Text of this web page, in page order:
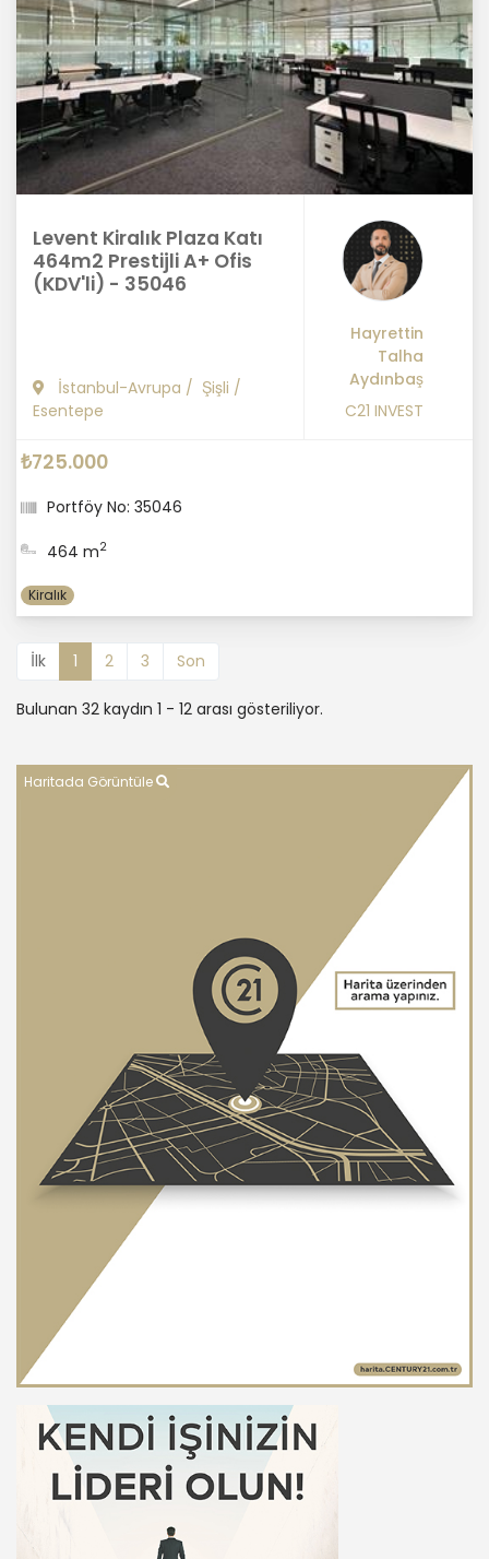
Levent Kiralık Plaza Katı
464m2 Prestijli A+ Ofis
(KDV'li) - 35046
İstanbul-Avrupa / Şişli /
Esentepe
Hayrettin
Talha
Aydınbaş
C21 INVEST
₺725.000
Portföy No: 35046
464 m2
Kiralık
İlk 1 2 3 Son
Bulunan 32 kaydın 1 - 12 arası gösteriliyor.
Haritada Görüntüle